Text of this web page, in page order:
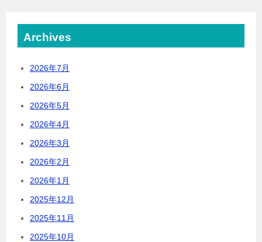
Archives
2026年7月
2026年6月
2026年5月
2026年4月
2026年3月
2026年2月
2026年1月
2025年12月
2025年11月
2025年10月